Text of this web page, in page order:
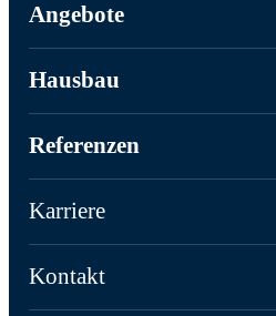
Angebote
Hausbau
Referenzen
Karriere
Kontakt